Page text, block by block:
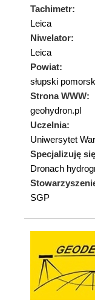
Tachimetr:
Leica
Niwelator:
Leica
Powiat:
słupski
Strona WWW:
geohydron.pl
Uczelnia:
Uniwersytet
Specjalizuję
Dronach
SGP